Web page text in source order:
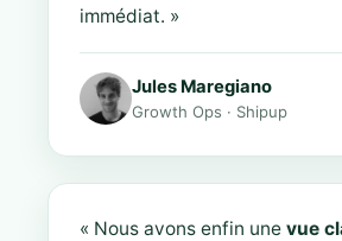
immédiat. »
Jules Maregiano
Growth Ops · Shipup
« Nous avons enfin une vue